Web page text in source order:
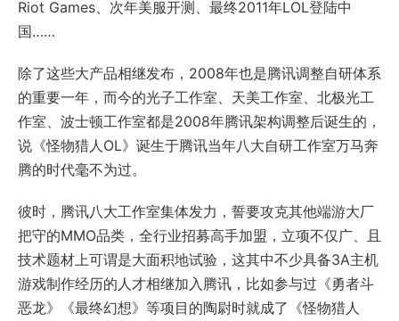
Riot Games、次年美服开测、最终2011年LOL登陆中
国……
除了这些大产品相继发布，2008年也是腾讯调整自研体系
的重要一年，而今的光子工作室、天美工作室、北极光工
作室、波士顿工作室都是2008年腾讯架构调整后诞生的，
说《怪物猎人OL》诞生于腾讯当年八大自研工作室万马奔
腾的时代毫不为过。
彼时，腾讯八大工作室集体发力，誓要攻克其他端游大厂
把守的MMO品类，全行业招募高手加盟，立项不仅广、且
技术题材上可谓是大面积地试验，这其中不少具备3A主机
游戏制作经历的人才相继加入腾讯，比如参与过《勇者斗
恶龙》《最终幻想》等项目的陶尉时就成了《怪物猎人